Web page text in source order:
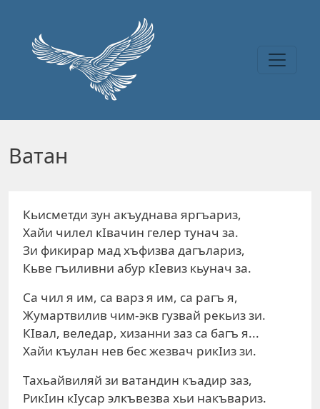
Ватан
Кьисметди зун акъуднава яргъариз,
Хайи чилел кIвачин гелер тунач за.
Зи фикирар мад хъфизва дагълариз,
Кьве гъиливни абур кIевиз кьунач за.
Са чил я им, са варз я им, са рагъ я,
Жумартвилив чим-экв гузвай рекьиз зи.
КIвал, веледар, хизанни заз са багъ я...
Хайи къулан нев бес жезвач рикIиз зи.
Тахьайвиляй зи ватандин къадир заз,
РикIин кIусар элкъвезва хьи накъвариз.